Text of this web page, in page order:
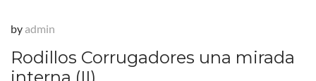
by admin
Rodillos Corrugadores una mirada